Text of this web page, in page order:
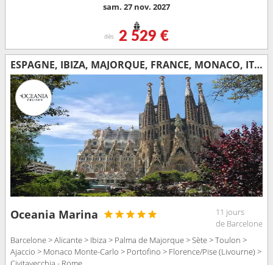
sam. 27 nov. 2027
dès 2 529 €
ESPAGNE, IBIZA, MAJORQUE, FRANCE, MONACO, ITALIE
Oceania Marina
11 jours
de Barcelone
Barcelone > Alicante > Ibiza > Palma de Majorque > Sète > Toulon >
Ajaccio > Monaco Monte-Carlo > Portofino > Florence/Pise (Livourne) >